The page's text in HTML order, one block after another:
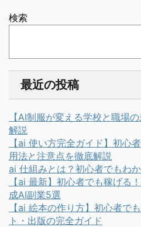
検索
最近の投稿
【AI制服が変える学校と職場
解説
【ai 使い方完全ガイド】初心
用法と注意点を徹底解説
ai 仕組みとは？初心者でもわ
【ai 最新】初心者でも稼げる
成AI副業5選
【ai 絵本の作り方】初心者で
ト・出版の完全ガイド